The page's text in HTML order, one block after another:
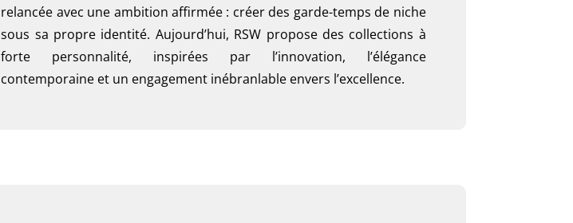
relancée avec une ambition affirmée : créer des garde-temps de niche
sous sa propre identité. Aujourd’hui, RSW propose des collections à
forte personnalité, inspirées par l’innovation, l’élégance
contemporaine et un engagement inébranlable envers l’excellence.